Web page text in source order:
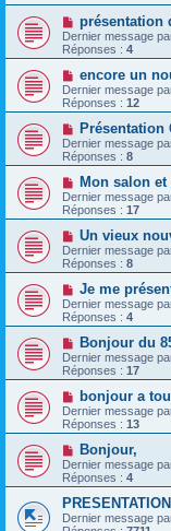
présentation
Dernier message
Réponses : 4
encore un
Dernier message
Réponses : 12
Présentation
Dernier message
Réponses : 8
Mon salon
Dernier message
Réponses : 17
Un vieux
Dernier message
Réponses : 8
Je me
Dernier message
Réponses : 4
Bonjour du
Dernier message
Réponses : 17
bonjour a
Dernier message
Réponses : 13
Bonjour,
Dernier message
Réponses : 4
Dernier message